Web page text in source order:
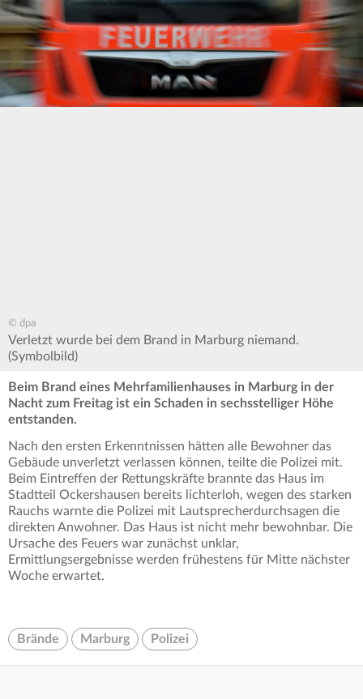
© dpa
Verletzt wurde bei dem Brand in Marburg niemand.
(Symbolbild)
Beim Brand eines Mehrfamilienhauses in Marburg in der
Nacht zum Freitag ist ein Schaden in sechsstelliger Höhe
entstanden.
Nach den ersten Erkenntnissen hätten alle Bewohner das
Gebäude unverletzt verlassen können, teilte die Polizei mit.
Beim Eintreffen der Rettungskräfte brannte das Haus im
Stadtteil Ockershausen bereits lichterloh, wegen des starken
Rauchs warnte die Polizei mit Lautsprecherdurchsagen die
direkten Anwohner. Das Haus ist nicht mehr bewohnbar. Die
Ursache des Feuers war zunächst unklar,
Ermittlungsergebnisse werden frühestens für Mitte nächster
Woche erwartet.
Brände Marburg Polizei